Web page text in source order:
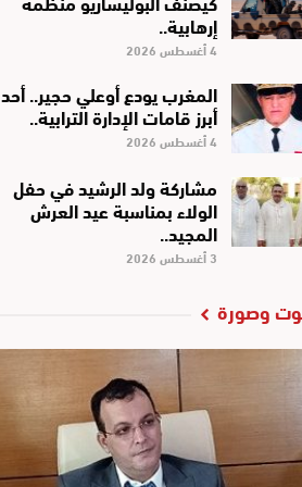
إرهابية..
4 أغسطس 2026
المغرب يودع أوعلي حجير.. أحد
أبرز قامات الإدارة الترابية..
4 أغسطس 2026
مشاركة ولد الرشيد في حفل
الولاء بمناسبة عيد العرش
المجيد..
3 أغسطس 2026
وصورة